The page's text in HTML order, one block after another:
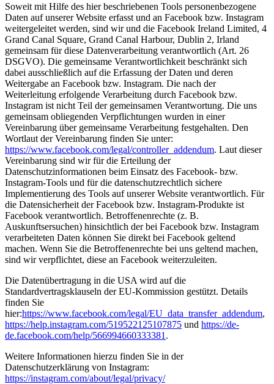
Soweit mit Hilfe des hier beschriebenen Tools personenbezogene
Daten auf unserer Website erfasst und an Facebook bzw. Instagram
weitergeleitet werden, sind wir und die Facebook Ireland Limited, 4
Grand Canal Square, Grand Canal Harbour, Dublin 2, Irland
gemeinsam für diese Datenverarbeitung verantwortlich (Art. 26
DSGVO). Die gemeinsame Verantwortlichkeit beschränkt sich
dabei ausschließlich auf die Erfassung der Daten und deren
Weitergabe an Facebook bzw. Instagram. Die nach der
Weiterleitung erfolgende Verarbeitung durch Facebook bzw.
Instagram ist nicht Teil der gemeinsamen Verantwortung. Die uns
gemeinsam obliegenden Verpflichtungen wurden in einer
Vereinbarung über gemeinsame Verarbeitung festgehalten. Den
Wortlaut der Vereinbarung finden Sie unter:
https://www.facebook.com/legal/controller_addendum. Laut dieser
Vereinbarung sind wir für die Erteilung der
Datenschutzinformationen beim Einsatz des Facebook- bzw.
Instagram-Tools und für die datenschutzrechtlich sichere
Implementierung des Tools auf unserer Website verantwortlich. Für
die Datensicherheit der Facebook bzw. Instagram-Produkte ist
Facebook verantwortlich. Betroffenenrechte (z. B.
Auskunftsersuchen) hinsichtlich der bei Facebook bzw. Instagram
verarbeiteten Daten können Sie direkt bei Facebook geltend
machen. Wenn Sie die Betroffenenrechte bei uns geltend machen,
sind wir verpflichtet, diese an Facebook weiterzuleiten.
Die Datenübertragung in die USA wird auf die
Standardvertragsklauseln der EU-Kommission gestützt. Details
finden Sie
hier:https://www.facebook.com/legal/EU_data_transfer_addendum,
https://help.instagram.com/519522125107875 und https://de-
de.facebook.com/help/566994660333381 .
Weitere Informationen hierzu finden Sie in der
Datenschutzerklärung von Instagram:
https://instagram.com/about/legal/privacy/